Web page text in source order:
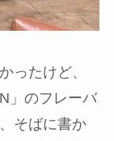
ったけど、
」のフレーバ
そばに書か